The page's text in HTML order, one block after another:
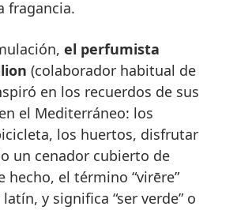
fragancia.
el perfumista
(colaborador habitual de
en los recuerdos de sus
el Mediterráneo: los
los huertos, disfrutar
un cenador cubierto de
hecho, el término “virēre”
y significa “ser verde” o